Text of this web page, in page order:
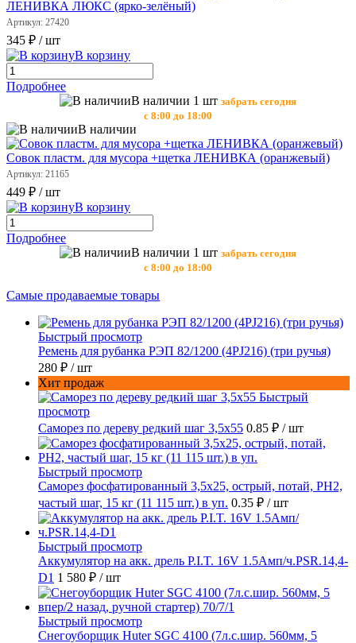
ЛЕНИВКА ЛЮКС (ярко-зелёный)
Артикул: 27420
345 ₽ / шт
В корзину
Подробнее
В наличии 1 шт забрать сегодня
с 8:00 до 18:00
В наличии
Совок пластм. для мусора +щетка ЛЕНИВКА (оранжевый)
Артикул: 21165
449 ₽ / шт
В корзину
Подробнее
В наличии 1 шт забрать сегодня
с 8:00 до 18:00
Самые продаваемые товары
Быстрый просмотр
Ремень для рубанка РЭП 82/1200 (4PJ216) (три ручья)
280 ₽ / шт
Хит продаж
Быстрый
просмотр
Саморез по дереву редкий шаг 3,5х55 0.85 ₽ / шт
Быстрый просмотр
Саморез фосфатированный 3,5х25, острый, потай, РН2,
частый шаг, 15 кг (11 115 шт.) в уп. 0.35 ₽ / шт
Быстрый просмотр
Аккумулятор на акк. дрель P.I.T. 16V 1.5Амп/ч.PSR.14,4-
D1 1 580 ₽ / шт
Быстрый просмотр
Снегоуборщик Huter SGC 4100 (7л.с.шир. 560мм, 5